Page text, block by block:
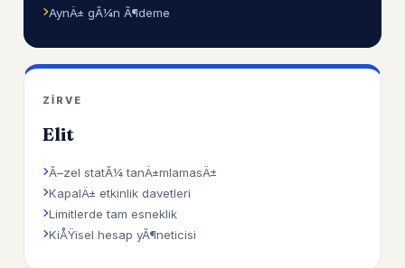
AynÄ± gÃ¼n Ã¶deme
ZIRVE
Elit
Ã–zel statÃ¼ tanÄ±mlamasÄ±
KapalÄ± etkinlik davetleri
Limitlerde tam esneklik
KiÅŸisel hesap yÃ¶neticisi